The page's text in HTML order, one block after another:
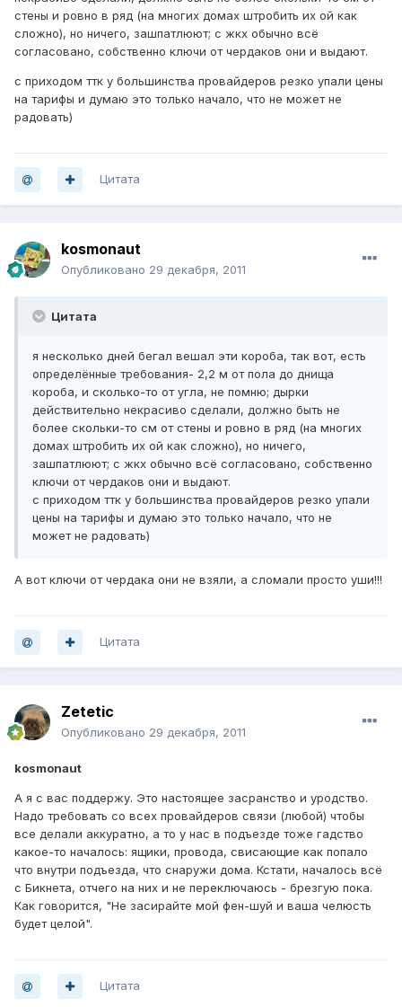
стены и ровно в ряд (на многих домах штробить их ой как
сложно), но ничего, зашпатлюют; с жкх обычно всё
согласовано, собственно ключи от чердаков они и выдают.
с приходом ттк у большинства провайдеров резко упали цены
на тарифы и думаю это только начало, что не может не
радовать)
Цитата
kosmonaut
Опубликовано 29 декабря, 2011
Цитата
я несколько дней бегал вешал эти короба, так вот, есть
определённые требования- 2,2 м от пола до днища
короба, и сколько-то от угла, не помню; дырки
действительно некрасиво сделали, должно быть не
более скольки-то см от стены и ровно в ряд (на многих
домах штробить их ой как сложно), но ничего,
зашпатлюют; с жкх обычно всё согласовано, собственно
ключи от чердаков они и выдают.
с приходом ттк у большинства провайдеров резко упали
цены на тарифы и думаю это только начало, что не
может не радовать)
А вот ключи от чердака они не взяли, а сломали просто уши!!!
Цитата
Zetetic
Опубликовано 29 декабря, 2011
kosmonaut
А я с вас поддержу. Это настоящее засранство и уродство.
Надо требовать со всех провайдеров связи (любой) чтобы
все делали аккуратно, а то у нас в подъезде тоже гадство
какое-то началось: ящики, провода, свисающие как попало
что внутри подъезда, что снаружи дома. Кстати, началось всё
с Бикнета, отчего на них и не переключаюсь - брезгую пока.
Как говорится, "Не засирайте мой фен-шуй и ваша челюсть
будет целой".
Цитата